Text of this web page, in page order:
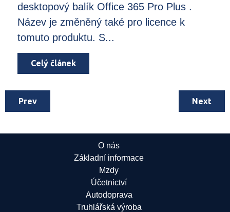
desktopový balík Office 365 Pro Plus .
Název je změněný také pro licence k
tomuto produktu. S...
Celý článek
Prev Next
O nás
Základní informace
Mzdy
Účetnictví
Autodoprava
Truhlářská výroba